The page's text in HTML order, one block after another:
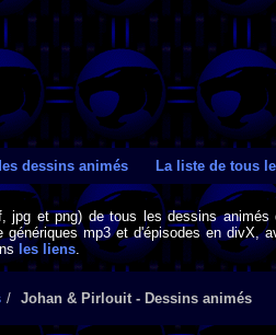
dessins animés La liste de tous
jpg et png) de tous les dessins
mp3 et d'épisodes en divX,
les liens
Johan & Pirlouit - Dessins animés